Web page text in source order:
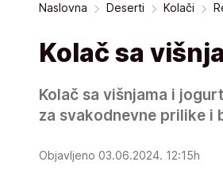
Naslovna Deserti Kolači
Kolač sa
Kolač sa višnjama i
za svakodnevne prilike i
Objavljeno 03.06.2024. 12:15h